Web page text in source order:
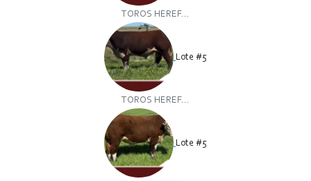
TOROS HEREF...
Lote #5
TOROS HEREF...
Lote #5